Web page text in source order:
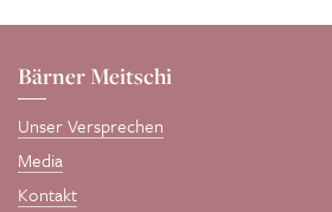
Bärner Meitschi
Unser Versprechen
Media
Kontakt